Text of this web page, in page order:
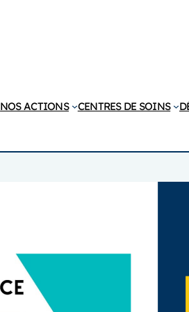
NOS ACTIONS CENTRES DE SOINS